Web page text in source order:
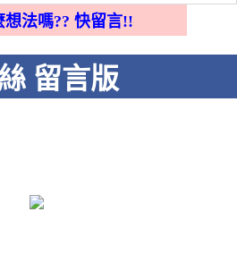
想法嗎?? 快留言!!
留言版